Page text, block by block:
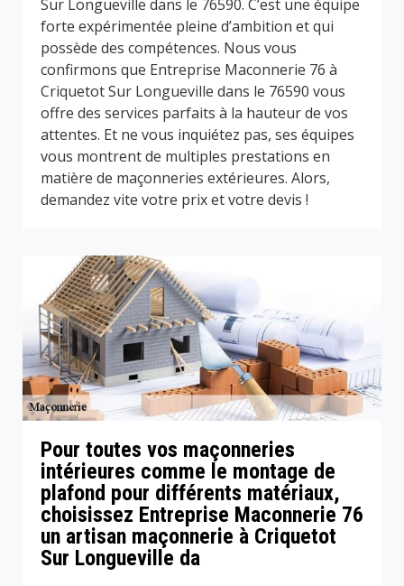
Sur Longueville dans le 76590. C’est une équipe
forte expérimentée pleine d’ambition et qui
possède des compétences. Nous vous
confirmons que Entreprise Maconnerie 76 à
Criquetot Sur Longueville dans le 76590 vous
offre des services parfaits à la hauteur de vos
attentes. Et ne vous inquiétez pas, ses équipes
vous montrent de multiples prestations en
matière de maçonneries extérieures. Alors,
demandez vite votre prix et votre devis !
Pour toutes vos maçonneries
intérieures comme le montage de
plafond pour différents matériaux,
choisissez Entreprise Maconnerie 76
un artisan maçonnerie à Criquetot
Sur Longueville da